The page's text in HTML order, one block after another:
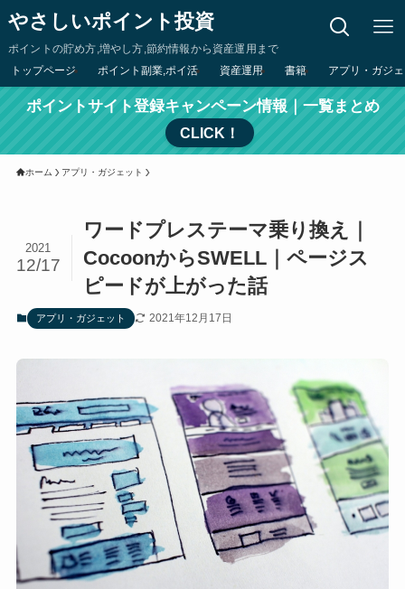
やさしいポイント投資
ポイントの貯め方,増やし方,節約情報から資産運用まで
トップページ
ポイント副業,ポイ活 資産運用 書籍 アプリ・ガジ
ポイントサイト登録キャンペーン情報｜一覧まとめ
CLICK！
ホーム アプリ・ガジェット
ワードプレステーマ乗り換え｜
CocoonからSWELL｜ページス
ピードが上がった話
2021
12/17
アプリ・ガジェット 2021年12月17日